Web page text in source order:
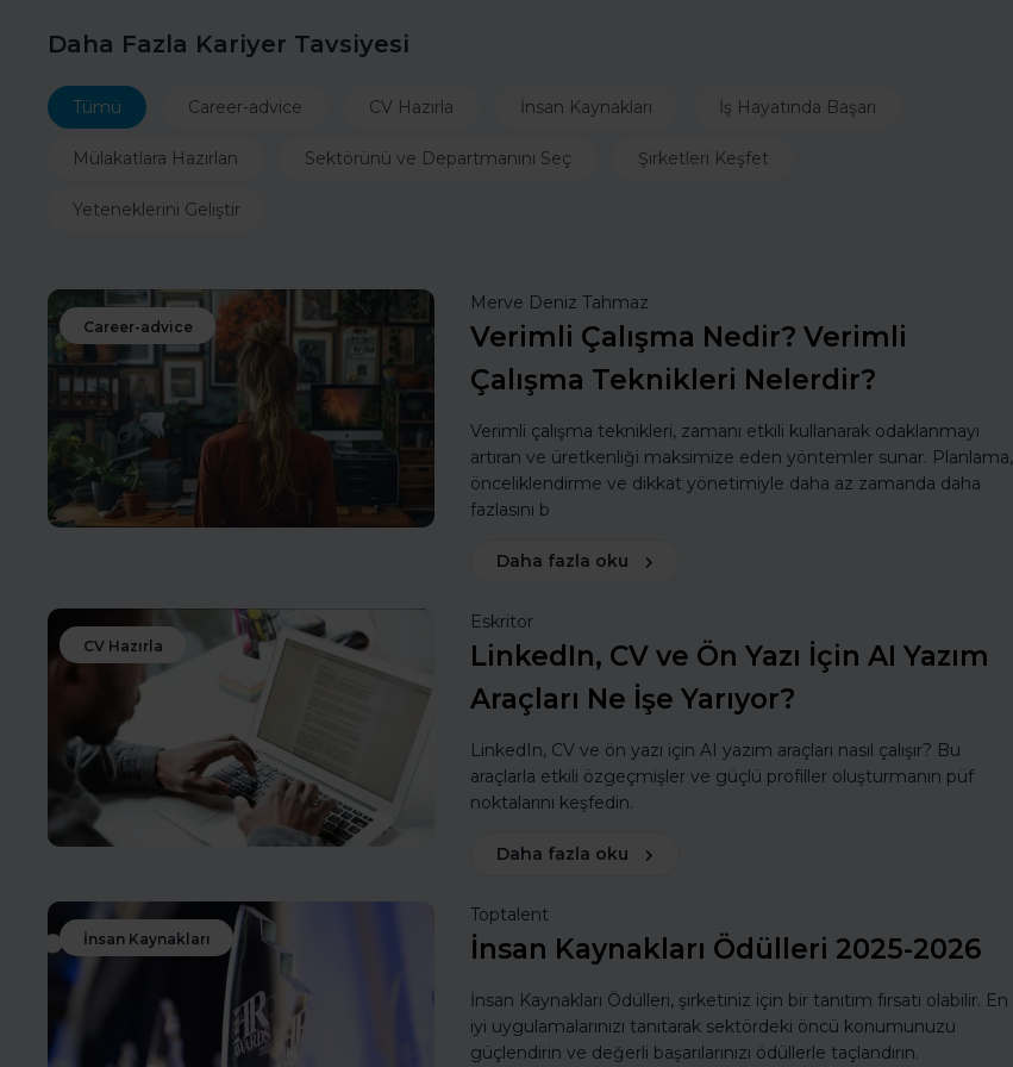
Daha Fazla Kariyer Tavsiyesi
Tümü Career-advice CV Hazırla İnsan Kaynakları İş Hayatında Başarı
Mülakatlara Hazırlan Sektörünü ve Departmanını Seç Şirketleri Keşfet
Yeteneklerini Geliştir
Career-advice
Merve Deniz Tahmaz
Verimli Çalışma Nedir? Verimli
Çalışma Teknikleri Nelerdir?
Verimli çalışma teknikleri, zamanı etkili kullanarak odaklanmayı
artıran ve üretkenliği maksimize eden yöntemler sunar. Planlama,
önceliklendirme ve dikkat yönetimiyle daha az zamanda daha
fazlasını b
Daha fazla oku
CV Hazırla
Eskritor
LinkedIn, CV ve Ön Yazı İçin AI Yazım
Araçları Ne İşe Yarıyor?
LinkedIn, CV ve ön yazı için AI yazım araçları nasıl çalışır? Bu
araçlarla etkili özgeçmişler ve güçlü profiller oluşturmanın püf
noktalarını keşfedin.
Daha fazla oku
İnsan Kaynakları
Toptalent
İnsan Kaynakları Ödülleri 2025-2026
İnsan Kaynakları Ödülleri, şirketiniz için bir tanıtım fırsatı olabilir. En
iyi uygulamalarınızı tanıtarak sektördeki öncü konumunuzu
güçlendirin ve değerli başarılarınızı ödüllerle taçlandırın.